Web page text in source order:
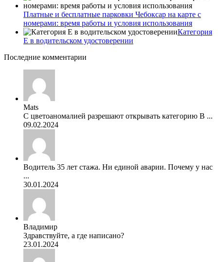
Платные и бесплатные парковки Чебоксар на карте с
номерами: время работы и условия использования
Категория
Е в водительском удостоверении
Последние комментарии
Mats
С цветоаномалией разрешают открывать категорию В ...
09.02.2024
Водитель 35 лет стажа. Ни единой аварии. Почему у нас
...
30.01.2024
Владимир
Здравствуйте, а где написано?
23.01.2024